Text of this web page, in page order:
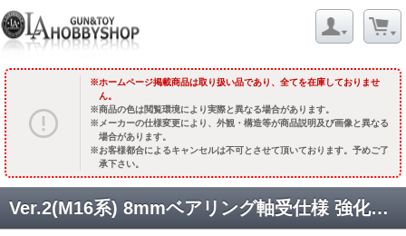
ホームページ掲載商品は取り扱い品であり、全てを在庫しておりませ
ん。
商品の色は閲覧環境により実際と異なる場合があります。
メーカーの仕様変更により、外観・構造等が商品説明及び画像と異なる
場合があります。
お客様都合によるキャンセルは不可とさせて頂いております。予めご了
承下さい。
Ver.2(M16系) 8mmベアリング軸受仕様 強化ギアボックス [GB-00-01] [取寄]